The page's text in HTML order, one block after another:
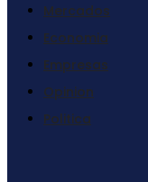
Mercados
Economia
Empresas
Opinion
Politica